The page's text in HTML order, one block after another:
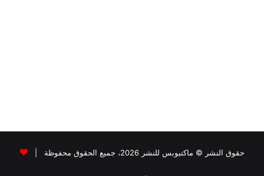
حقوق النشر © ماكتيوبس للنشر 2026، جميع الحقوق محفوظة |